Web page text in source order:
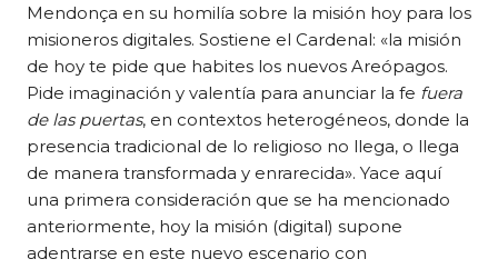
Mendonça en su homilía sobre la misión hoy para los
misioneros digitales. Sostiene el Cardenal: «la misión
de hoy te pide que habites los nuevos Areópagos.
Pide imaginación y valentía para anunciar la fe fuera
de las puertas, en contextos heterogéneos, donde la
presencia tradicional de lo religioso no llega, o llega
de manera transformada y enrarecida». Yace aquí
una primera consideración que se ha mencionado
anteriormente, hoy la misión (digital) supone
adentrarse en este nuevo escenario con